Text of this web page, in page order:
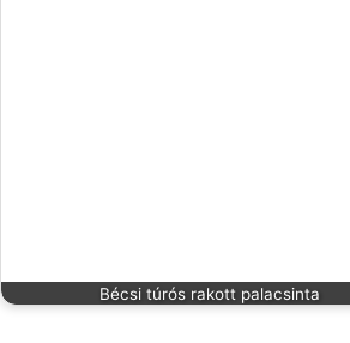
Bécsi túrós rakott palacsinta